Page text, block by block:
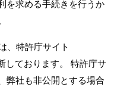
を求める手続きを行うか
、特許庁サイト
ております。 特許庁サ
弊社も非公開とする場合